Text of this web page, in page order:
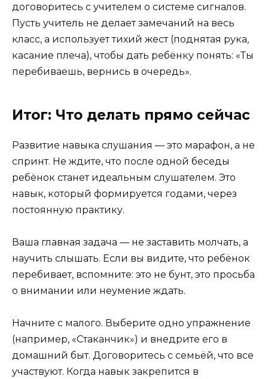
договоритесь с учителем о системе сигналов.
Пусть учитель не делает замечаний на весь
класс, а использует тихий жест (поднятая рука,
касание плеча), чтобы дать ребёнку понять: «Ты
перебиваешь, вернись в очередь».
Итог: Что делать прямо сейчас
Развитие навыка слушания — это марафон, а не
спринт. Не ждите, что после одной беседы
ребёнок станет идеальным слушателем. Это
навык, который формируется годами, через
постоянную практику.
Ваша главная задача — не заставить молчать, а
научить слышать. Если вы видите, что ребёнок
перебивает, вспомните: это не бунт, это просьба
о внимании или неумение ждать.
Начните с малого. Выберите одно упражнение
(например, «Стаканчик») и внедрите его в
домашний быт. Договоритесь с семьёй, что все
участвуют. Когда навык закрепится в